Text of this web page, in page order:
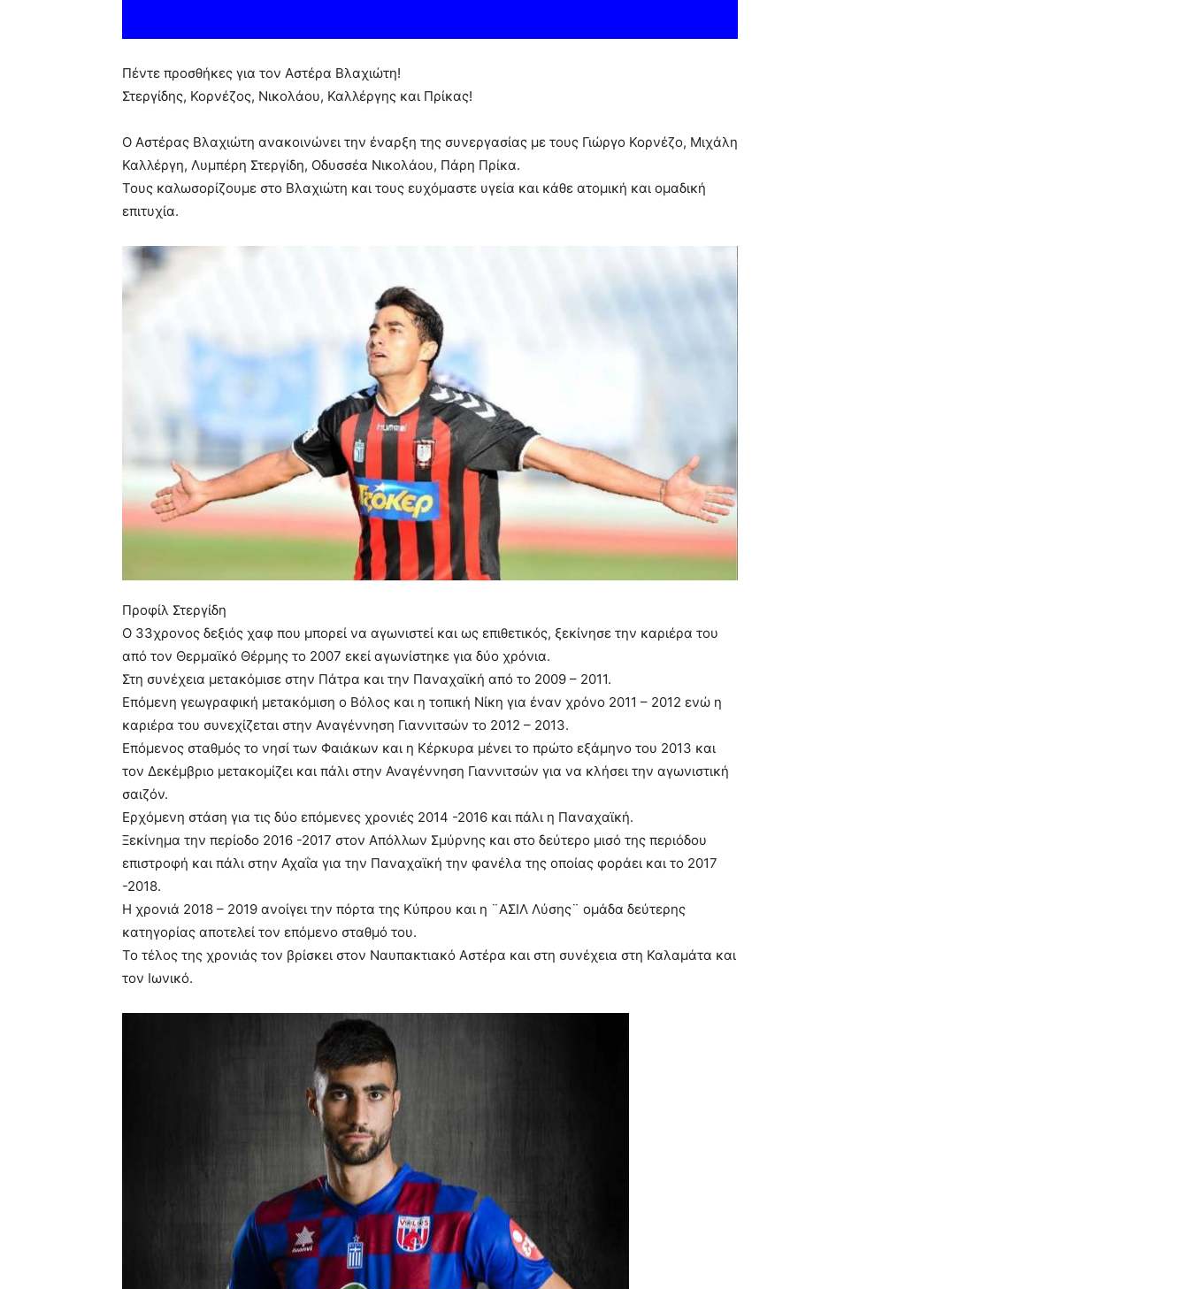
Πέντε προσθήκες για τον Αστέρα Βλαχιώτη!
Στεργίδης, Κορνέζος, Νικολάου, Καλλέργης και Πρίκας!
Ο Αστέρας Βλαχιώτη ανακοινώνει την έναρξη της συνεργασίας με τους Γιώργο Κορνέζο, Mιχάλη
Καλλέργη, Λυμπέρη Στεργίδη, Οδυσσέα Νικολάου, Πάρη Πρίκα.
Τους καλωσορίζουμε στο Βλαχιώτη και τους ευχόμαστε υγεία και κάθε ατομική και ομαδική
επιτυχία.
Προφίλ Στεργίδη
Ο 33χρονος δεξιός χαφ που μπορεί να αγωνιστεί και ως επιθετικός, ξεκίνησε την καριέρα του
από τον Θερμαϊκό Θέρμης το 2007 εκεί αγωνίστηκε για δύο χρόνια.
Στη συνέχεια μετακόμισε στην Πάτρα και την Παναχαϊκή από το 2009 – 2011.
Επόμενη γεωγραφική μετακόμιση ο Βόλος και η τοπική Νίκη για έναν χρόνο 2011 – 2012 ενώ η
καριέρα του συνεχίζεται στην Αναγέννηση Γιαννιτσών το 2012 – 2013.
Επόμενος σταθμός το νησί των Φαιάκων και η Κέρκυρα μένει το πρώτο εξάμηνο του 2013 και
τον Δεκέμβριο μετακομίζει και πάλι στην Αναγέννηση Γιαννιτσών για να κλήσει την αγωνιστική
σαιζόν.
Ερχόμενη στάση για τις δύο επόμενες χρονιές 2014 -2016 και πάλι η Παναχαϊκή.
Ξεκίνημα την περίοδο 2016 -2017 στον Απόλλων Σμύρνης και στο δεύτερο μισό της περιόδου
επιστροφή και πάλι στην Αχαΐα για την Παναχαϊκή την φανέλα της οποίας φοράει και το 2017
-2018.
Η χρονιά 2018 – 2019 ανοίγει την πόρτα της Κύπρου και η ¨ΑΣΙΛ Λύσης¨ ομάδα δεύτερης
κατηγορίας αποτελεί τον επόμενο σταθμό του.
Το τέλος της χρονιάς τον βρίσκει στον Ναυπακτιακό Αστέρα και στη συνέχεια στη Καλαμάτα και
τον Ιωνικό.